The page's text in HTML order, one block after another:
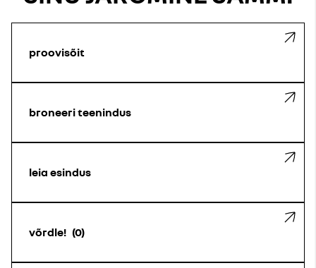
proovisõit
broneeri teenindus
leia esindus
võrdle! 0